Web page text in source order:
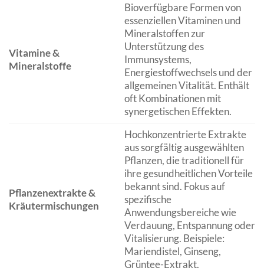
Vitamine &
Mineralstoffe
Bioverfügbare Formen von
essenziellen Vitaminen und
Mineralstoffen zur
Unterstützung des
Immunsystems,
Energiestoffwechsels und der
allgemeinen Vitalität. Enthält
oft Kombinationen mit
synergetischen Effekten.
Pflanzenextrakte &
Kräutermischungen
Hochkonzentrierte Extrakte
aus sorgfältig ausgewählten
Pflanzen, die traditionell für
ihre gesundheitlichen Vorteile
bekannt sind. Fokus auf
spezifische
Anwendungsbereiche wie
Verdauung, Entspannung oder
Vitalisierung. Beispiele:
Mariendistel, Ginseng,
Grüntee-Extrakt.